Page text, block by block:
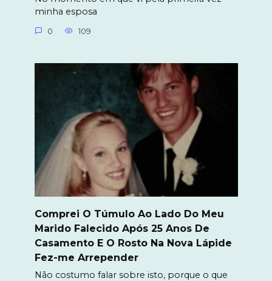
minha esposa
0 109
Comprei O Túmulo Ao Lado Do Meu
Marido Falecido Após 25 Anos De
Casamento E O Rosto Na Nova Lápide
Fez-me Arrepender
Não costumo falar sobre isto, porque o que